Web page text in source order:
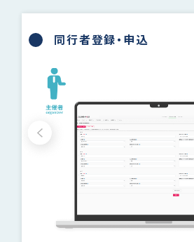
同行者登録・申込